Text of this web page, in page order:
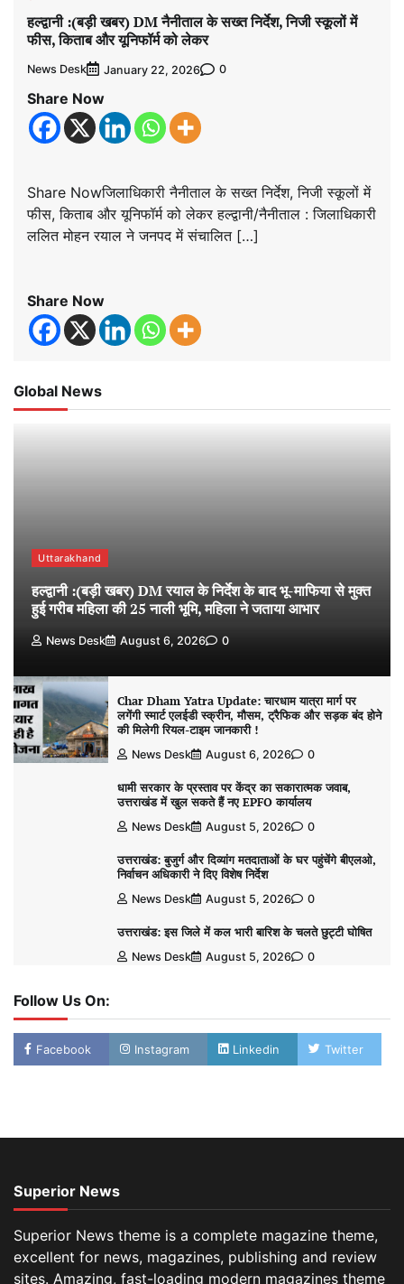
हल्द्वानी :(बड़ी खबर) DM नैनीताल के सख्त निर्देश, निजी स्कूलों में
फीस, किताब और यूनिफॉर्म को लेकर
News Desk January 22, 2026 0
Share Now
Share Nowजिलाधिकारी नैनीताल के सख्त निर्देश, निजी स्कूलों में
फीस, किताब और यूनिफॉर्म को लेकर हल्द्वानी/नैनीताल : जिलाधिकारी
ललित मोहन रयाल ने जनपद में संचालित […]
Share Now
Global News
Uttarakhand
हल्द्वानी :(बड़ी खबर) DM रयाल के निर्देश के बाद भू-माफिया से मुक्त
हुई गरीब महिला की 25 नाली भूमि, महिला ने जताया आभार
News Desk August 6, 2026 0
Char Dham Yatra Update: चारधाम यात्रा मार्ग पर
लगेंगी स्मार्ट एलईडी स्क्रीन, मौसम, ट्रैफिक और सड़क बंद होने
की मिलेगी रियल-टाइम जानकारी !
News Desk August 6, 2026 0
धामी सरकार के प्रस्ताव पर केंद्र का सकारात्मक जवाब,
उत्तराखंड में खुल सकते हैं नए EPFO कार्यालय
News Desk August 5, 2026 0
उत्तराखंड: बुजुर्ग और दिव्यांग मतदाताओं के घर पहुंचेंगे बीएलओ,
निर्वाचन अधिकारी ने दिए विशेष निर्देश
News Desk August 5, 2026 0
उत्तराखंड: इस जिले में कल भारी बारिश के चलते छुट्टी घोषित
News Desk August 5, 2026 0
Follow Us On:
Facebook Instagram Linkedin Twitter
Superior News
Superior News theme is a complete magazine theme,
excellent for news, magazines, publishing and review
sites. Amazing, fast-loading modern magazines theme